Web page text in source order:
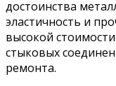
достоинства
эластичность и
высокой
стыковых
ремонта.